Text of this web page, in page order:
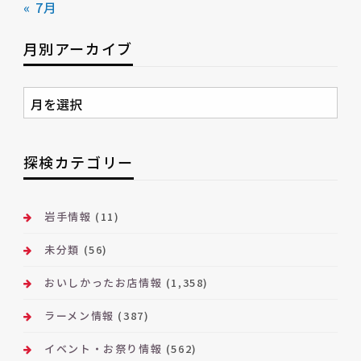
« 7月
月別アーカイブ
月
別
ー
カ
ブ
探検カテゴリー
岩手情報 (11)
未分類 (56)
おいしかったお店情報 (1,358)
ラーメン情報 (387)
イベント・お祭り情報 (562)